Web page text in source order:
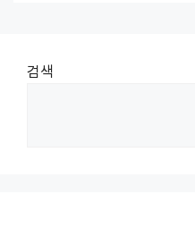
검색